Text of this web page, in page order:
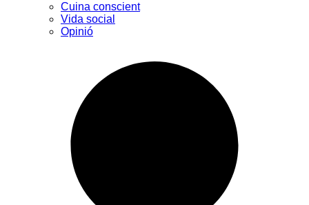
Cuina conscient
Vida social
Opinió